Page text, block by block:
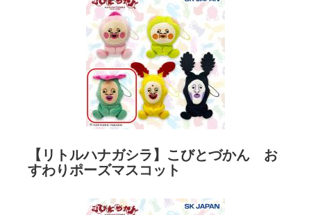
【リトルハナガシラ】こびとづかん お
すわりポーズマスコット